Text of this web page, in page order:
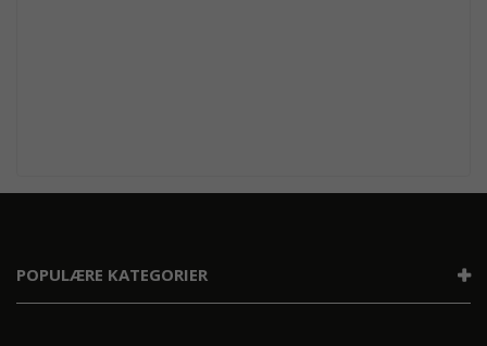
POPULÆRE KATEGORIER